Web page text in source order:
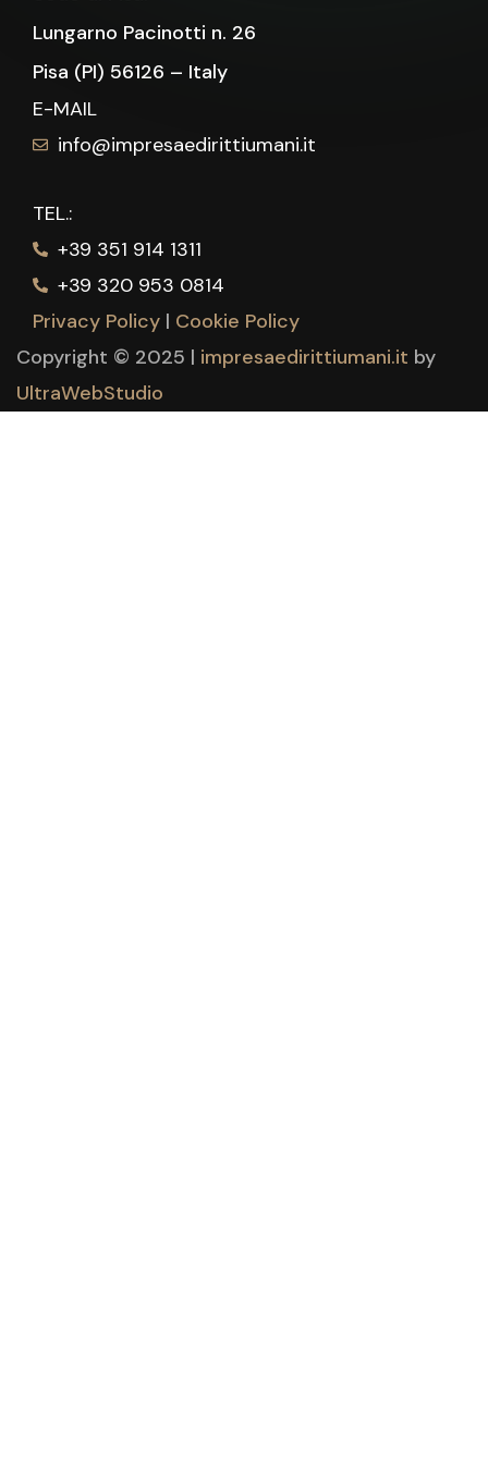
Lungarno Pacinotti n. 26
Pisa (PI) 56126 – Italy
E-MAIL
info@impresaedirittiumani.it
TEL.:
+39 351 914 1311
+39 320 953 0814
Privacy Policy | Cookie Policy
Copyright © 2025 | impresaedirittiumani.it by
UltraWebStudio